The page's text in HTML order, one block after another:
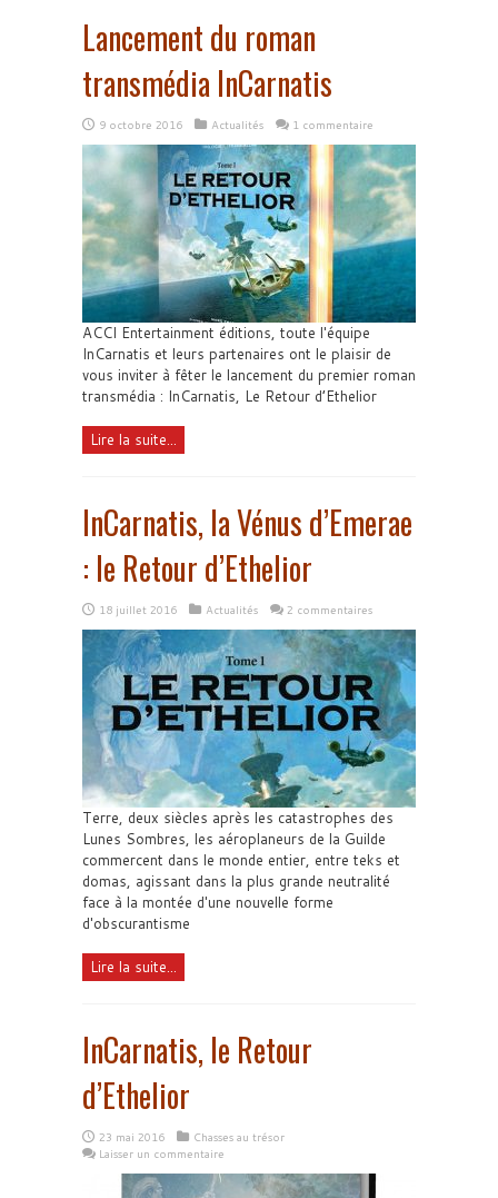
Lancement du roman
transmédia InCarnatis
9 octobre 2016 Actualités 1 commentaire
ACCI Entertainment éditions, toute l'équipe
InCarnatis et leurs partenaires ont le plaisir de
vous inviter à fêter le lancement du premier roman
transmédia : InCarnatis, Le Retour d’Ethelior
Lire la suite...
InCarnatis, la Vénus d’Emerae
: le Retour d’Ethelior
18 juillet 2016 Actualités 2 commentaires
Terre, deux siècles après les catastrophes des
Lunes Sombres, les aéroplaneurs de la Guilde
commercent dans le monde entier, entre teks et
domas, agissant dans la plus grande neutralité
face à la montée d'une nouvelle forme
d'obscurantisme
Lire la suite...
InCarnatis, le Retour
d’Ethelior
23 mai 2016
Chasses au trésor
Laisser un commentaire